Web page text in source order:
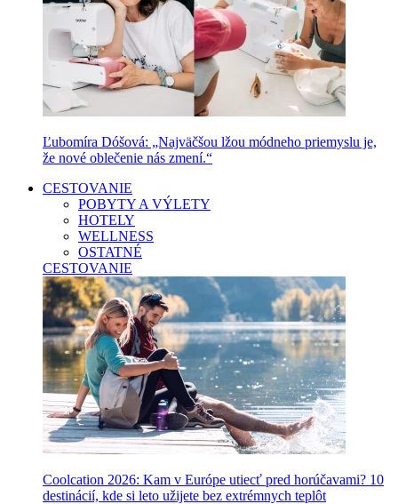
Ľubomíra Dóšová: „Najväčšou lžou módneho priemyslu je,
že nové oblečenie nás zmení.“
CESTOVANIE
POBYTY A VÝLETY
HOTELY
WELLNESS
OSTATNÉ
CESTOVANIE
Coolcation 2026: Kam v Európe utiecť pred horúčavami? 10
destinácií, kde si leto užijete bez extrémnych teplôt